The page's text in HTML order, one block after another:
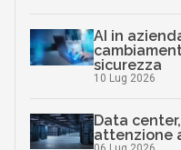
AI in
sicurezza
10 Lug 2026
Data
attenzione